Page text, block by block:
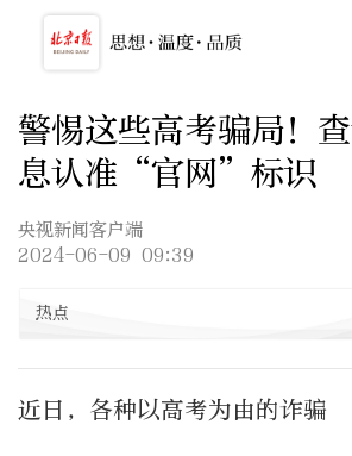
警惕这些高考骗局！
息认准“官网”标识
央视新闻客户端
2024-06-09 09:39
热点
近日，各种以高考为由的诈骗